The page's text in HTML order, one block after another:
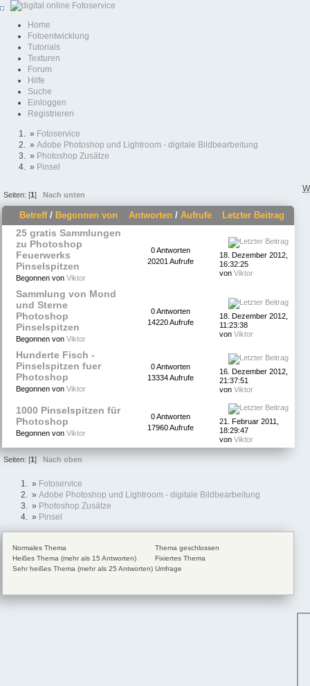
Home
Fotoentwicklung
Tutorials
Texturen
Forum
Hilfe
Suche
Einloggen
Registrieren
» Fotoservice
» Adobe Photoshop und Lightroom - digitale Bildbearbeitung
» Photoshop Zusätze
» Pinsel
Seiten: [1] Nach unten
Betreff/ Begonnen von Antworten / Aufrufe
Letzter Beitrag
25 gratis Sammlungen
zu Photoshop
Feuerwerks
Pinselspitzen
Begonnen von Viktor
0 Antworten
20201 Aufrufe
18. Dezember 2012,
16:32:25
von Viktor
Sammlung von Mond
und Sterne
Photoshop
Pinselspitzen
Begonnen von Viktor
0 Antworten
14220 Aufrufe
18. Dezember 2012,
11:23:38
von Viktor
Hunderte Fisch -
Pinselspitzen fuer
Photoshop
Begonnen von Viktor
0 Antworten
13334 Aufrufe
16. Dezember 2012,
21:37:51
von Viktor
1000 Pinselspitzen für
Photoshop
Begonnen von Viktor
0 Antworten
17960 Aufrufe
21. Februar 2011,
18:29:47
von Viktor
Seiten: [1] Nach oben
» Fotoservice
» Adobe Photoshop und Lightroom - digitale Bildbearbeitung
» Photoshop Zusätze
» Pinsel
Normales Thema
Heißes Thema (mehr als 15 Antworten)
Sehr heißes Thema (mehr als 25 Antworten)
Thema geschlossen
Fixiertes Thema
Umfrage